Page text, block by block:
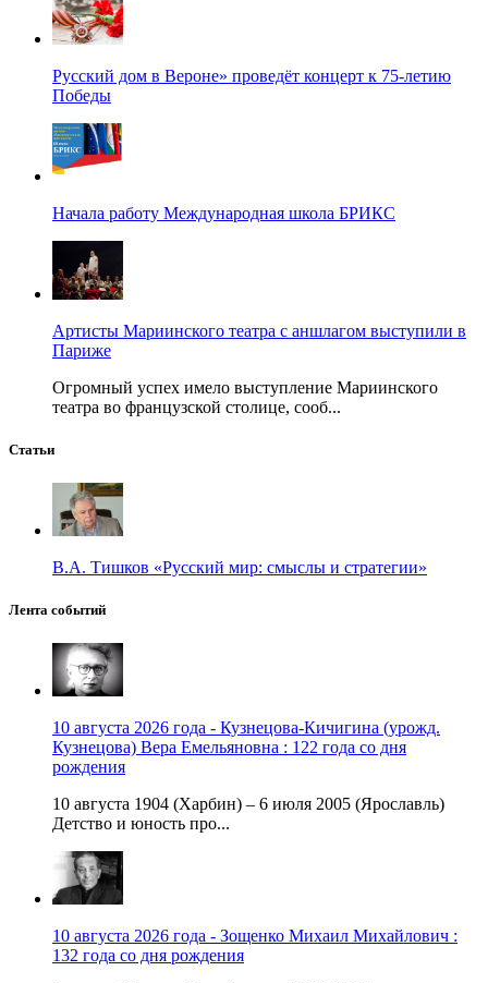
Русский дом в Вероне» проведёт концерт к 75-летию
Победы
Начала работу Международная школа БРИКС
Артисты Мариинского театра с аншлагом выступили в
Париже
Огромный успех имело выступление Мариинского
театра во французской столице, сооб...
Статьи
В.А. Тишков «Русский мир: смыслы и стратегии»
Лента событий
10 августа 2026 года - Кузнецова-Кичигина (урожд.
Кузнецова) Вера Емельяновна : 122 года со дня
рождения
10 августа 1904 (Харбин) – 6 июля 2005 (Ярославль)
Детство и юность про...
10 августа 2026 года - Зощенко Михаил Михайлович :
132 года со дня рождения